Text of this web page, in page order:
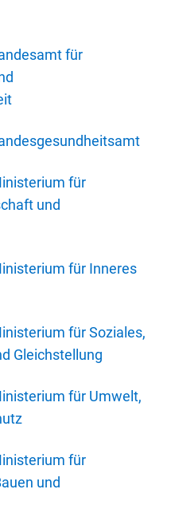
für
für
und
für Inneres
für Soziales,
Gleichstellung
für Umwelt,
für
und